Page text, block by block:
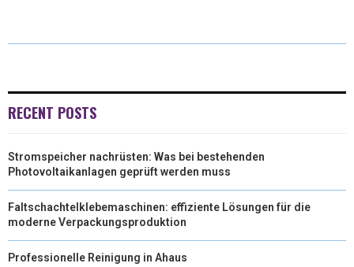
W
E
)
E
K
T
S
K
N
I
RECENT POSTS
Stromspeicher nachrüsten: Was bei bestehenden
Photovoltaikanlagen geprüft werden muss
Faltschachtelklebemaschinen: effiziente Lösungen für die
moderne Verpackungsproduktion
Professionelle Reinigung in Ahaus